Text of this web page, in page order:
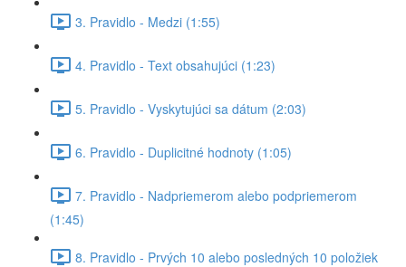
3. Pravidlo - Medzi (1:55)
4. Pravidlo - Text obsahujúci (1:23)
5. Pravidlo - Vyskytujúci sa dátum (2:03)
6. Pravidlo - Duplicitné hodnoty (1:05)
7. Pravidlo - Nadpriemerom alebo podpriemerom
(1:45)
8. Pravidlo - Prvých 10 alebo posledných 10 položiek